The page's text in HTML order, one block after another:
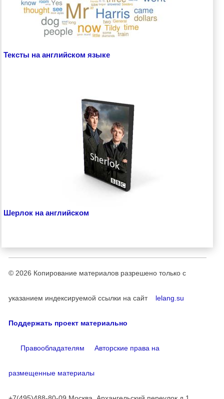
Тексты на английском языке
Шерлок на английском
© 2026 Копирование материалов разрешено только с
указанием индексируемой ссылки на сайт lelang.su
Поддержать проект материально
Правообладателям Авторские права на
размещенные материалы